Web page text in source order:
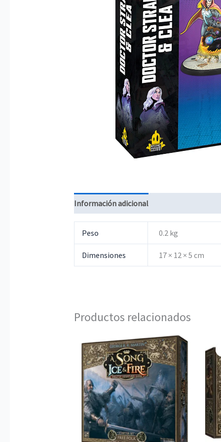
Información adicional
Peso 0.2 kg
Dimensiones 17 × 12 × 5 cm
Productos relacionados